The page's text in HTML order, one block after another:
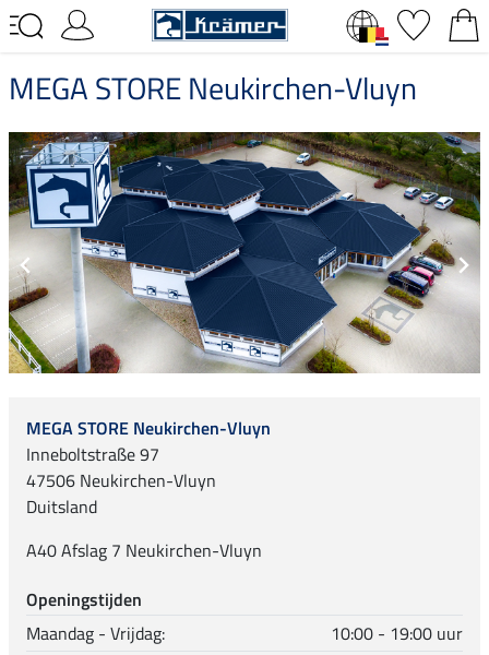
MEGA STORE Neukirchen-Vluyn
MEGA STORE Neukirchen-Vluyn
Inneboltstraße 97
47506 Neukirchen-Vluyn
Duitsland
A40 Afslag 7 Neukirchen-Vluyn
Openingstijden
Maandag - Vrijdag:
10:00 - 19:00 uur